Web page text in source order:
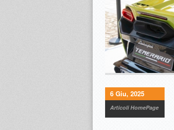
6 Giu, 2025
Articoli HomePage